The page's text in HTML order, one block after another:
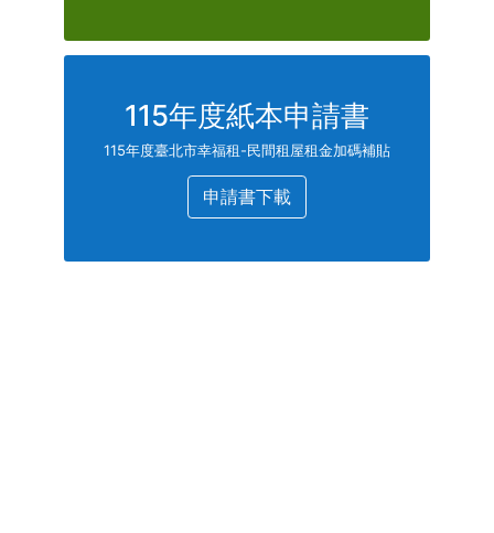
115年度紙本申請書
115年度臺北市幸福租-民間租屋租金加碼補貼
申請書下載